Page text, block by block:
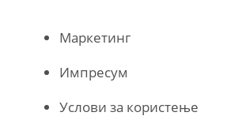
Маркетинг
Импресум
Услови за користење